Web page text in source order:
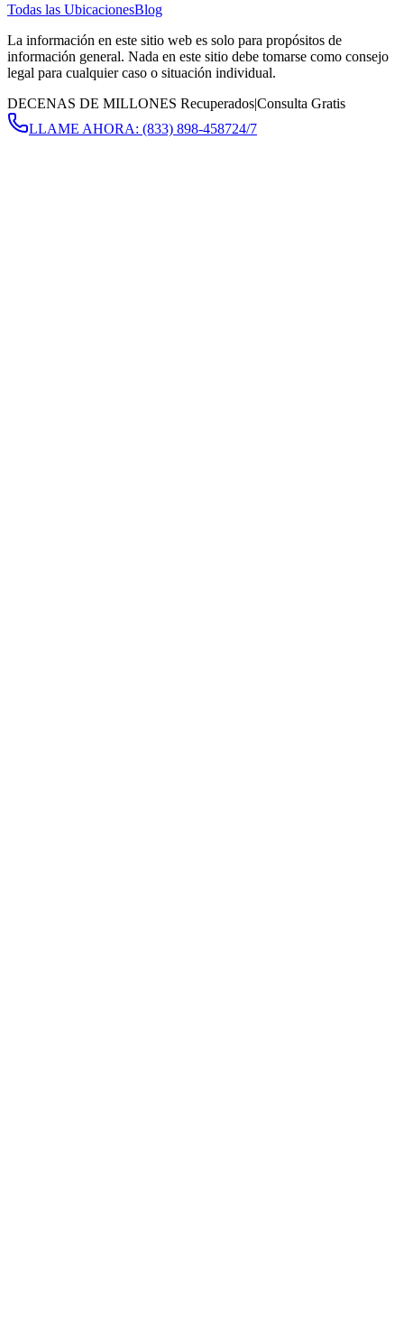
Todas las UbicacionesBlog
La información en este sitio web es solo para propósitos de
información general. Nada en este sitio debe tomarse como consejo
legal para cualquier caso o situación individual.
DECENAS DE MILLONES Recuperados|Consulta Gratis
LLAME AHORA: (833) 898-458724/7